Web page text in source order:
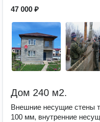
47 000 ₽
Дом 240 м2.
Внешние несущие стены
100 мм, внутренние